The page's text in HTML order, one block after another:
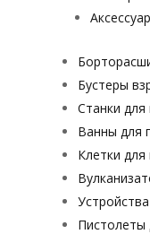
Бустеры
Станки для
Ванны для
Клетки для
Пистолеты